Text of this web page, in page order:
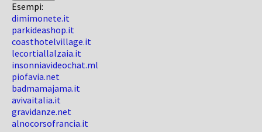
Esempi:
dimimonete.it
parkideashop.it
coasthotelvillage.it
lecortiallalzaia.it
insonniavideochat.ml
piofavia.net
badmamajama.it
avivaitalia.it
gravidanze.net
alnocorsofrancia.it